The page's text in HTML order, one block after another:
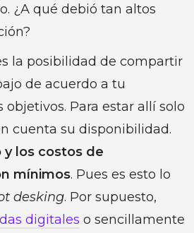
¿A qué debió tan altos
la posibilidad de compartir
de acuerdo a tu
Para estar allí solo
cuenta su disponibilidad.
y los costos de
mínimos. Pues es esto lo
desking. Por supuesto,
digitales o sencillamente